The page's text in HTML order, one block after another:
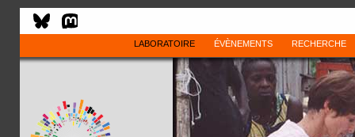
LABORATOIRE ÉVÈNEMENTS RECHERCHE